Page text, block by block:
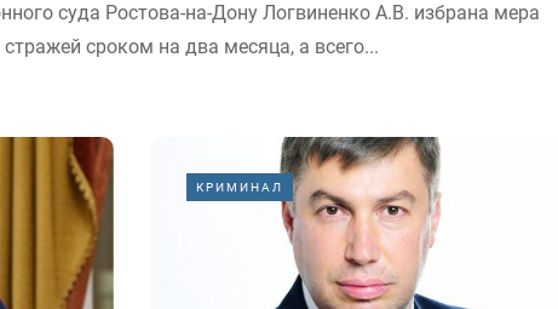
суда Ростова-на-Дону Логвиненко А.В. избрана мера
сроком на два месяца, а всего...
КРИМИНАЛ